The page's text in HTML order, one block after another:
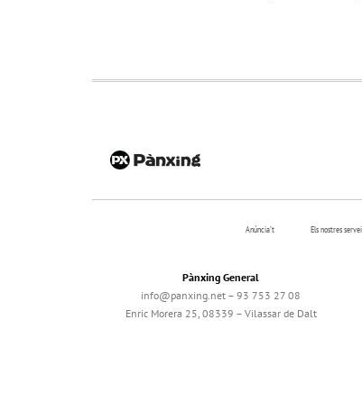
Anúncia’t Els nostres
Pànxing General
info@panxing.net – 93 753 27 08
Enric Morera 25, 08339 – Vilassar de Dalt